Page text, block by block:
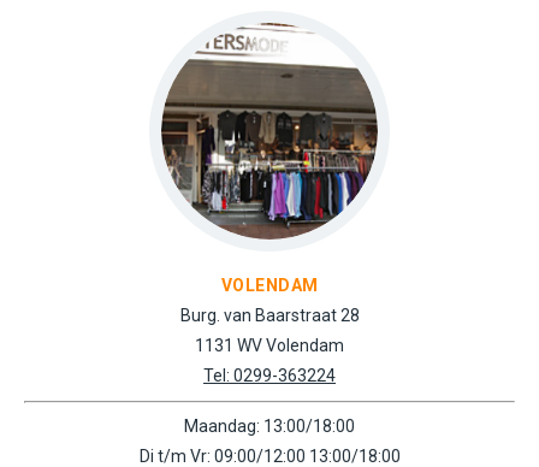
VOLENDAM
Burg. van Baarstraat 28
1131 WV Volendam
Tel: 0299-363224
Maandag: 13:00/18:00
Di t/m Vr: 09:00/12:00 13:00/18:00